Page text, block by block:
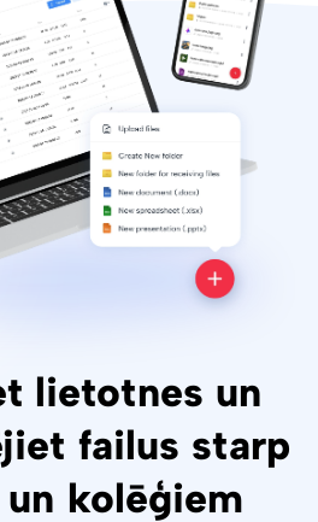
lietotnes un
failus starp
kolēģiem